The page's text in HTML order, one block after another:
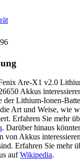
Are-X1 v2.0
Akkus
der Lithium-Ionen-
Art und Weise, wie
Erfahren Sie mehr
. Darüber hinaus
von Akkus
Erfahren Sie mehr
aufWikipedia.